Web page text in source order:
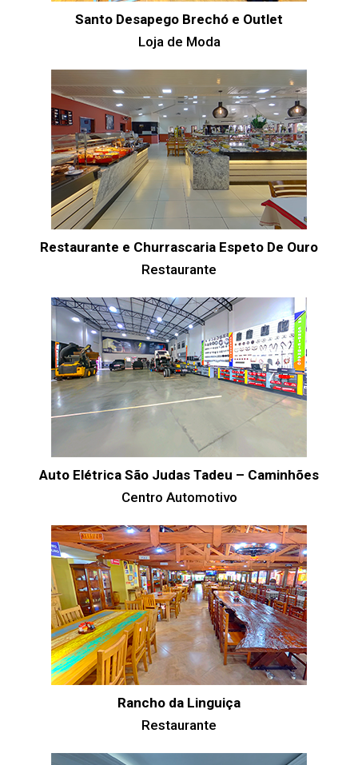
Santo Desapego Brechó e Outlet
Loja de Moda
Restaurante e Churrascaria Espeto De Ouro
Restaurante
Auto Elétrica São Judas Tadeu – Caminhões
Centro Automotivo
Rancho da Linguiça
Restaurante